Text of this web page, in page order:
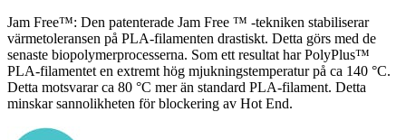
Jam Free™: Den patenterade Jam Free ™ -tekniken stabiliserar
värmetoleransen på PLA-filamenten drastiskt. Detta görs med de
senaste biopolymerprocesserna. Som ett resultat har PolyPlus™
PLA-filamentet en extremt hög mjukningstemperatur på ca 140 °C.
Detta motsvarar ca 80 °C mer än standard PLA-filament. Detta
minskar sannolikheten för blockering av Hot End.